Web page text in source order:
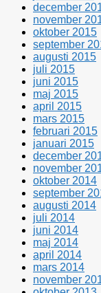
december
november
oktober 2015
september
augusti 2015
juli 2015
juni 2015
maj 2015
april 2015
mars 2015
februari 2015
januari 2015
december
november
oktober 2014
september
augusti 2014
juli 2014
juni 2014
maj 2014
april 2014
mars 2014
november